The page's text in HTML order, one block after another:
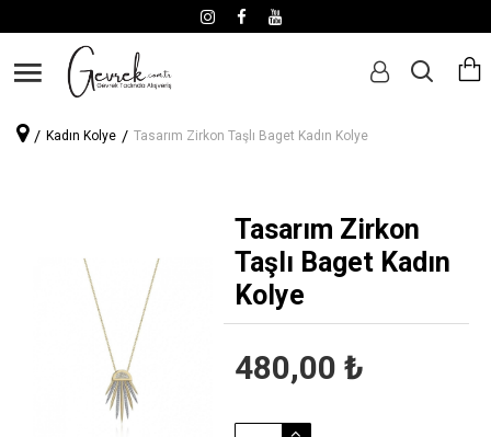
Kadın Kolye Tasarım Zirkon Taşlı Baget Kadın Kolye
Tasarım Zirkon
Taşlı Baget Kadın
Kolye
480,00 ₺